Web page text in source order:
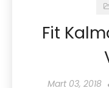
Fit
Mart 03, 2018